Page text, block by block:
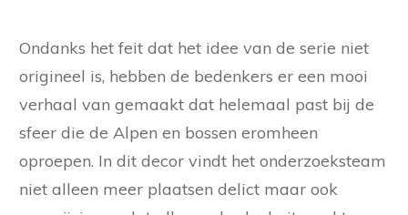
Ondanks het feit dat het idee van de serie niet
origineel is, hebben de bedenkers er een mooi
verhaal van gemaakt dat helemaal past bij de
sfeer die de Alpen en bossen eromheen
oproepen. In dit decor vindt het onderzoeksteam
niet alleen meer plaatsen delict maar ook